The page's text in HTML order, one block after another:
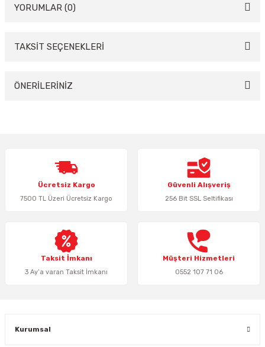
YORUMLAR (0)
Bu ürüne ilk yorumu siz yapın!
TAKSİT SEÇENEKLERİ
ÖNERİLERİNİZ
Ürün resmi kalitesiz, bozuk veya görüntülenemiyor.
Ürün açıklamasında eksik bilgiler bulunuyor.
Ürün bilgilerinde hatalar bulunuyor.
Bu ürüne benzer farklı alternatifler olmalı.
Ücretsiz Kargo
7500 TL Üzeri Ücretsiz Kargo
Güvenli Alışveriş
256 Bit SSL Seltifikası
Taksit İmkanı
3 Ay’a varan Taksit İmkanı
Müşteri Hizmetleri
0552 107 71 06
Kurumsal